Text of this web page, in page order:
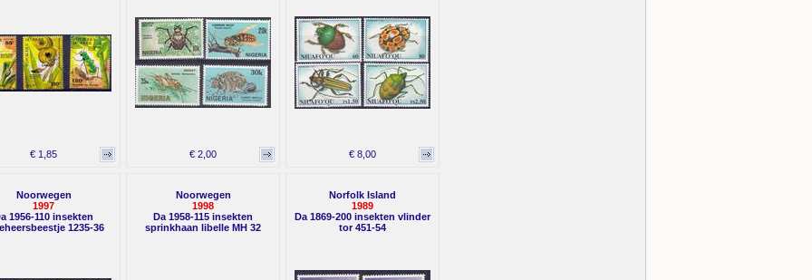
€ 1,85 € 2,00 € 8,00
Noorwegen
1997
1956-110 insekten
1235-36
Noorwegen
1998
Da 1958-115 insekten
sprinkhaan libelle MH 32
Norfolk Island
1989
Da 1869-200 insekten vlinder
tor 451-54